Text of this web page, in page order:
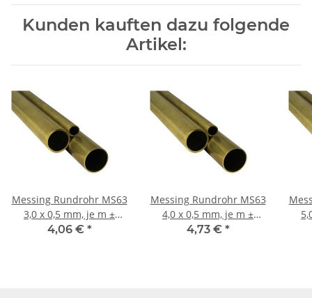
Kunden kauften dazu folgende
Artikel:
Messing Rundrohr MS63
3,0 x 0,5 mm, je m ±
5mm
4,06 € *
Messing Rundrohr MS63
4,0 x 0,5 mm, je m ±
5mm
4,73 € *